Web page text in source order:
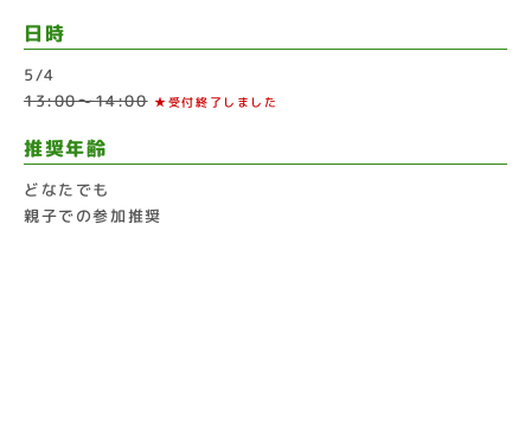
日時
5/4
13:00〜14:00 ★受付終了しました
推奨年齢
どなたでも
親子での参加推奨